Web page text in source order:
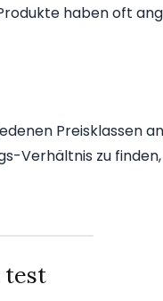
haben oft
Preisklassen
Verhältnis zu
test